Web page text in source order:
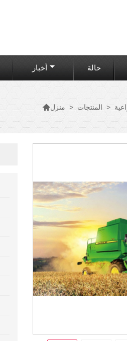
أخبار حالة
منزل > المنتجات >